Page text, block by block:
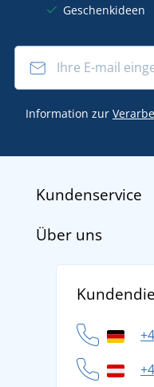
Geschenkideen
Information zur
Kundenservice
Impressum
Datenschutz
Cookie-Richtlinie
Über uns
Für Unternehmen